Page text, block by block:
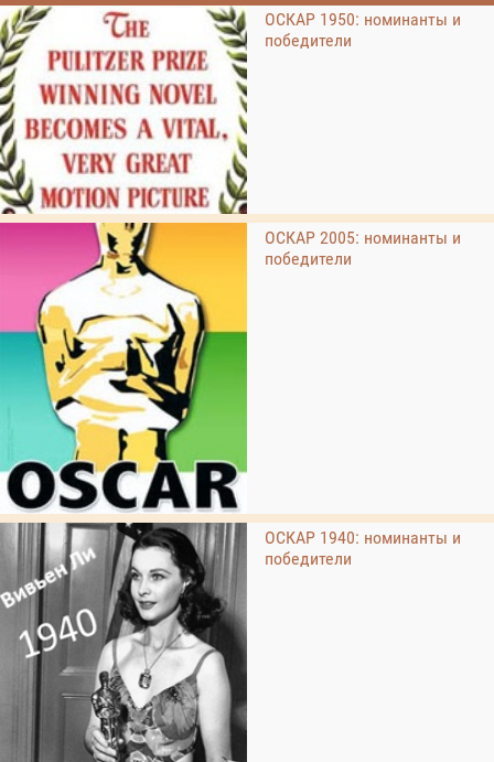
ОСКАР 1950: номинанты и
победители
ОСКАР 2005: номинанты и
победители
ОСКАР 1940: номинанты и
победители